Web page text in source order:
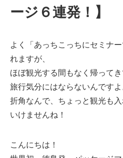
ージ６連発！】
よく「あっちこっちにセミナ
れますが、
ほぼ観光する間もなく帰って
旅行気分にはならないんですよ
折角なんで、ちょっと観光も
いけませんね！
こんにちは！